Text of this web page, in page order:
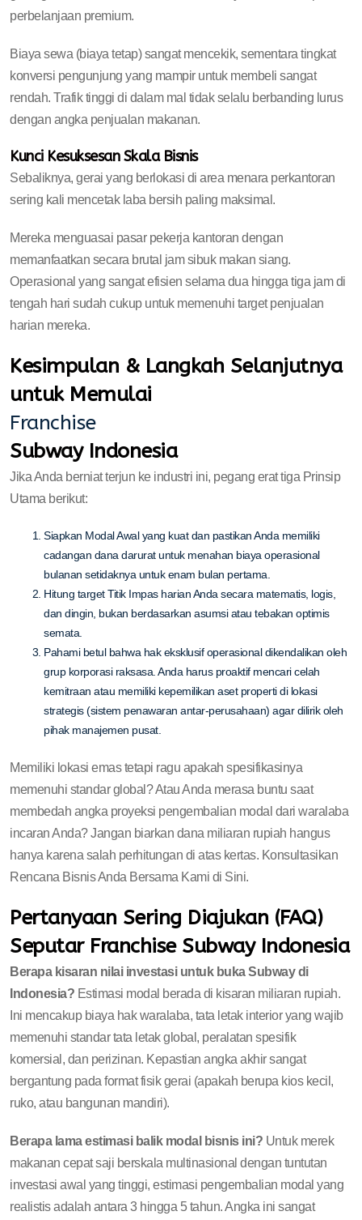
perbelanjaan premium.
Biaya sewa (biaya tetap) sangat mencekik, sementara tingkat
konversi pengunjung yang mampir untuk membeli sangat
rendah. Trafik tinggi di dalam mal tidak selalu berbanding lurus
dengan angka penjualan makanan.
Kunci Kesuksesan Skala Bisnis
Sebaliknya, gerai yang berlokasi di area menara perkantoran
sering kali mencetak laba bersih paling maksimal.
Mereka menguasai pasar pekerja kantoran dengan
memanfaatkan secara brutal jam sibuk makan siang.
Operasional yang sangat efisien selama dua hingga tiga jam di
tengah hari sudah cukup untuk memenuhi target penjualan
harian mereka.
Kesimpulan & Langkah Selanjutnya
untuk Memulai
Franchise
Subway Indonesia
Jika Anda berniat terjun ke industri ini, pegang erat tiga Prinsip
Utama berikut:
Siapkan Modal Awal yang kuat dan pastikan Anda memiliki
cadangan dana darurat untuk menahan biaya operasional
bulanan setidaknya untuk enam bulan pertama.
Hitung target Titik Impas harian Anda secara matematis, logis,
dan dingin, bukan berdasarkan asumsi atau tebakan optimis
semata.
Pahami betul bahwa hak eksklusif operasional dikendalikan oleh
grup korporasi raksasa. Anda harus proaktif mencari celah
kemitraan atau memiliki kepemilikan aset properti di lokasi
strategis (sistem penawaran antar-perusahaan) agar dilirik oleh
pihak manajemen pusat.
Memiliki lokasi emas tetapi ragu apakah spesifikasinya
memenuhi standar global? Atau Anda merasa buntu saat
membedah angka proyeksi pengembalian modal dari waralaba
incaran Anda? Jangan biarkan dana miliaran rupiah hangus
hanya karena salah perhitungan di atas kertas. Konsultasikan
Rencana Bisnis Anda Bersama Kami di Sini.
Pertanyaan Sering Diajukan (FAQ)
Seputar Franchise Subway Indonesia
Berapa kisaran nilai investasi untuk buka Subway di
Indonesia? Estimasi modal berada di kisaran miliaran rupiah.
Ini mencakup biaya hak waralaba, tata letak interior yang wajib
memenuhi standar tata letak global, peralatan spesifik
komersial, dan perizinan. Kepastian angka akhir sangat
bergantung pada format fisik gerai (apakah berupa kios kecil,
ruko, atau bangunan mandiri).
Berapa lama estimasi balik modal bisnis ini? Untuk merek
makanan cepat saji berskala multinasional dengan tuntutan
investasi awal yang tinggi, estimasi pengembalian modal yang
realistis adalah antara 3 hingga 5 tahun. Angka ini sangat